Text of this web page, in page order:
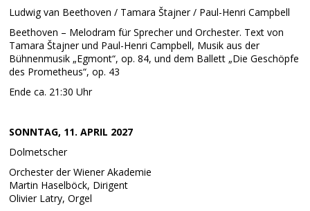
Ludwig van Beethoven / Tamara Štajner / Paul-Henri Campbell
Beethoven – Melodram für Sprecher und Orchester. Text von
Tamara Štajner und Paul-Henri Campbell, Musik aus der
Bühnenmusik „Egmont“, op. 84, und dem Ballett „Die Geschöpfe
des Prometheus“, op. 43
Ende ca. 21:30 Uhr
SONNTAG, 11. APRIL 2027
Dolmetscher
Orchester der Wiener Akademie
Martin Haselböck, Dirigent
Olivier Latry, Orgel